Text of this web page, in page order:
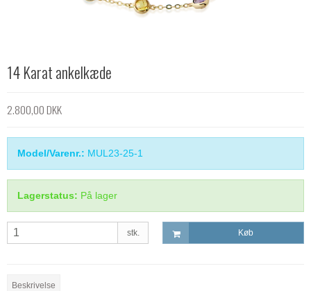
14 Karat ankelkæde
2.800,00 DKK
Model/Varenr.: MUL23-25-1
Lagerstatus: På lager
stk. Køb
Beskrivelse